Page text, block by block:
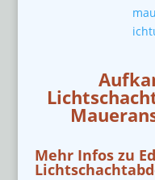
Mehr Infos zu